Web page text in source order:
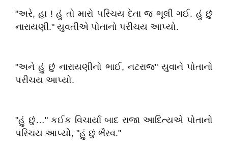
"અરે, હા ! હું તો મારો પરિચય દેતા જ ભૂલી ગઈ. હું છું
નારાયણી." યુવતીએ પોતાનો પરીચય આપ્યો.
"અને હું છું નારાયણીનો ભાઈ, નટરાજ" યુવાને પોતાનો
પરીચય આપ્યો.
"હું છું…" કઈક વિચાર્યા બાદ રાજા આદિત્યએ પોતાનો
પરિચય આપ્યો, "હું છું ભૈરવ."